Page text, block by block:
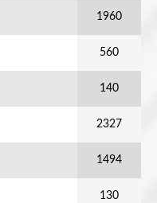
1960
560
140
2327
1494
130